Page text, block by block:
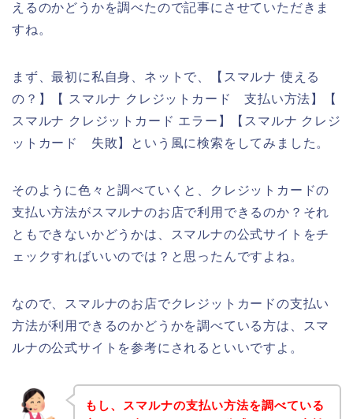
えるのかどうかを調べたので記事にさせていただきま
すね。
まず、最初に私自身、ネットで、【スマルナ 使える
の？】【 スマルナ クレジットカード 支払い方法】【
スマルナ クレジットカード エラー】【スマルナ クレジ
ットカード 失敗】という風に検索をしてみました。
そのように色々と調べていくと、クレジットカードの
支払い方法がスマルナのお店で利用できるのか？それ
ともできないかどうかは、スマルナの公式サイトをチ
ェックすればいいのでは？と思ったんですよね。
なので、スマルナのお店でクレジットカードの支払い
方法が利用できるのかどうかを調べている方は、スマ
ルナの公式サイトを参考にされるといいですよ。
もし、スマルナの支払い方法を調べている